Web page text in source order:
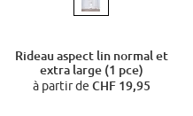
Rideau aspect lin normal et
extra large (1 pce)
à partir de CHF 19,95